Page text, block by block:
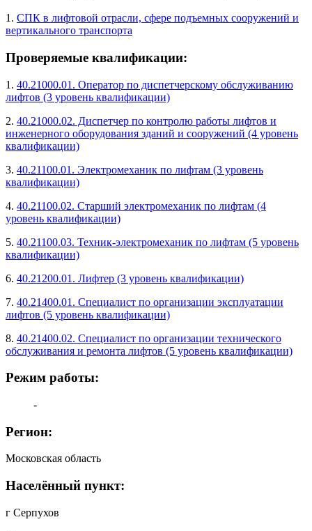
1. СПК в лифтовой отрасли, сфере подъемных сооружений и
вертикального транспорта
Проверяемые квалификации:
1. 40.21000.01. Оператор по диспетчерскому обслуживанию
лифтов (3 уровень квалификации)
2. 40.21000.02. Диспетчер по контролю работы лифтов и
инженерного оборудования зданий и сооружений (4 уровень
квалификации)
3. 40.21100.01. Электромеханик по лифтам (3 уровень
квалификации)
4. 40.21100.02. Старший электромеханик по лифтам (4
уровень квалификации)
5. 40.21100.03. Техник-электромеханик по лифтам (5 уровень
квалификации)
6. 40.21200.01. Лифтер (3 уровень квалификации)
7. 40.21400.01. Специалист по организации эксплуатации
лифтов (5 уровень квалификации)
8. 40.21400.02. Специалист по организации технического
обслуживания и ремонта лифтов (5 уровень квалификации)
Режим работы:
-
Регион:
Московская область
Населённый пункт:
г Серпухов